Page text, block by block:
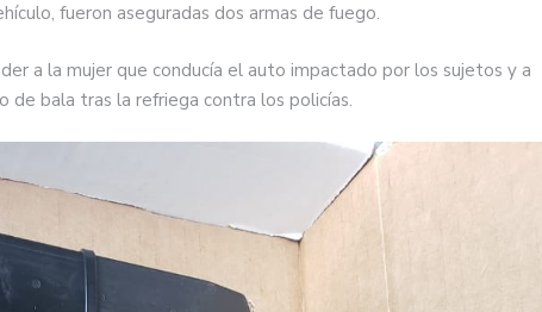
fueron aseguradas dos armas de fuego.
a la mujer que conducía el auto impactado por los sujetos y a
bala tras la refriega contra los policías.